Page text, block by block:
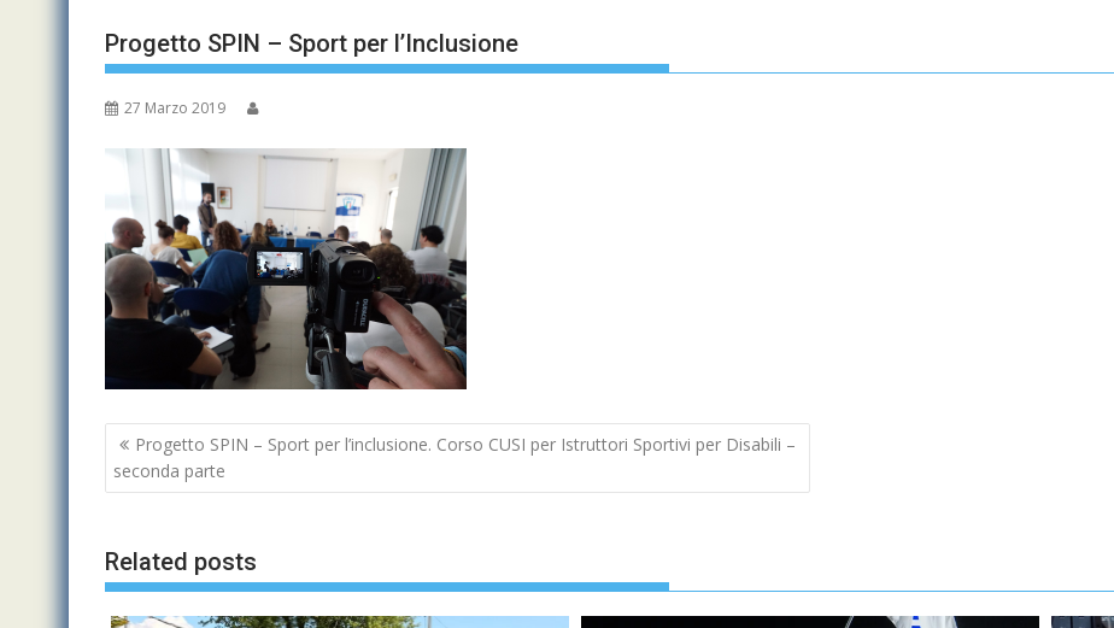
Progetto SPIN – Sport per l’Inclusione
27 Marzo 2019
Navigazione
articoli
Progetto SPIN – Sport per l’inclusione. Corso CUSI per Istruttori Sportivi per Disabili –
seconda parte
Related posts